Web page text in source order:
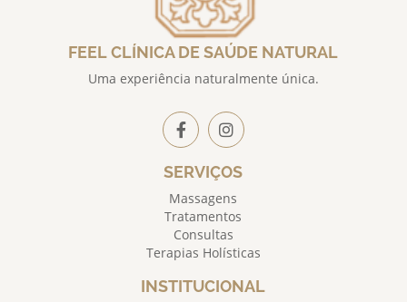
FEEL CLÍNICA DE SAÚDE NATURAL
Uma experiência naturalmente única.
SERVIÇOS
Massagens
Tratamentos
Consultas
Terapias Holísticas
INSTITUCIONAL